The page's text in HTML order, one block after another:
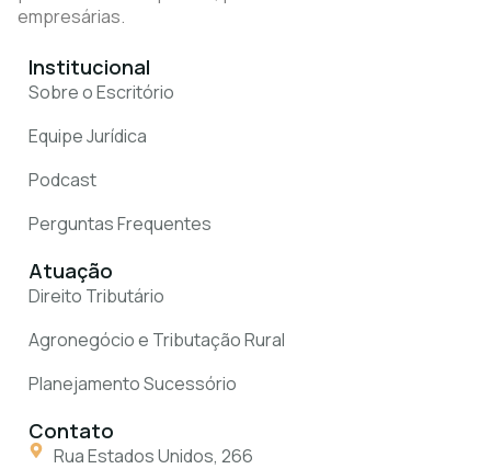
empresárias.
Institucional
Sobre o Escritório
Equipe Jurídica
Podcast
Perguntas Frequentes
Atuação
Direito Tributário
Agronegócio e Tributação Rural
Planejamento Sucessório
Contato
Rua Estados Unidos, 266